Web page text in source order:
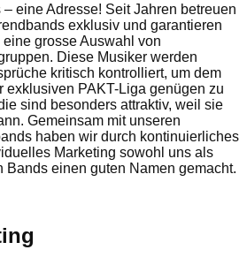
eine Adresse! Seit Jahren betreuen
exklusiv und garantieren
grosse Auswahl von
Diese Musiker werden
kritisch kontrolliert, um dem
exklusiven PAKT-Liga genügen zu
sind besonders attraktiv, weil sie
Gemeinsam mit unseren
haben wir durch kontinuierliches
Marketing sowohl uns als
Bands einen guten Namen gemacht.